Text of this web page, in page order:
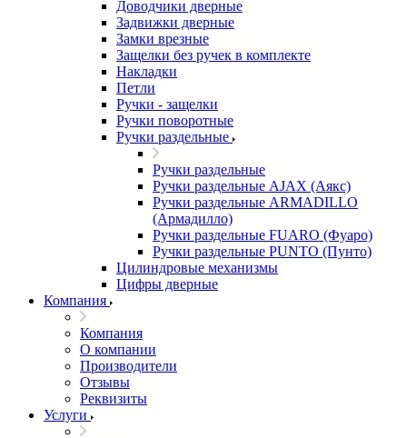
Доводчики дверные
Задвижки дверные
Замки врезные
Защелки без ручек в комплекте
Накладки
Петли
Ручки - защелки
Ручки поворотные
Ручки раздельные
Ручки раздельные
Ручки раздельные AJAX (Аякс)
Ручки раздельные ARMADILLO
(Армадилло)
Ручки раздельные FUARO (Фуаро)
Ручки раздельные PUNTO (Пунто)
Цилиндровые механизмы
Цифры дверные
Компания
Компания
О компании
Производители
Отзывы
Реквизиты
Услуги